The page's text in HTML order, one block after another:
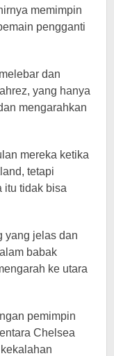
memimpin
pengganti
dan
yang hanya
mengarahkan
mereka ketika
tetapi
itu tidak bisa
yang jelas dan
babak
ke utara
pemimpin
Chelsea